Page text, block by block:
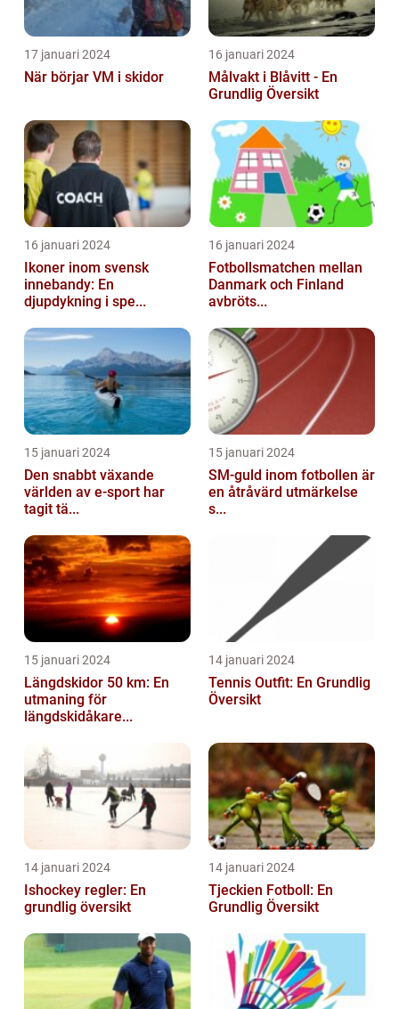
17 januari 2024
När börjar VM i skidor
16 januari 2024
Målvakt i Blåvitt - En
Grundlig Översikt
16 januari 2024
Ikoner inom svensk
innebandy: En
djupdykning i spe...
16 januari 2024
Fotbollsmatchen mellan
Danmark och Finland
avbröts...
15 januari 2024
Den snabbt växande
världen av e-sport har
tagit tä...
15 januari 2024
SM-guld inom fotbollen är
en åtråvärd utmärkelse
s...
15 januari 2024
Längdskidor 50 km: En
utmaning för
längdskidåkare...
14 januari 2024
Tennis Outfit: En Grundlig
Översikt
14 januari 2024
Ishockey regler: En
grundlig översikt
14 januari 2024
Tjeckien Fotboll: En
Grundlig Översikt